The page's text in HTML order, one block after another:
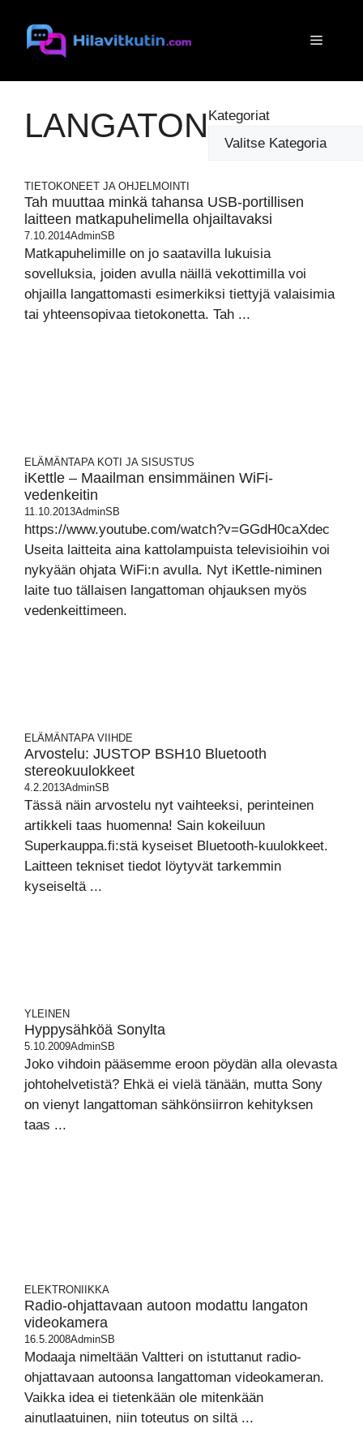
sisältöön
Valikko
LANGATON Kategoriat
TIETOKONEET JA OHJELMOINTI
Tah muuttaa minkä tahansa USB-portillisen
laitteen matkapuhelimella ohjailtavaksi
7.10.2014AdminSB
Matkapuhelimille on jo saatavilla lukuisia
sovelluksia, joiden avulla näillä vekottimilla voi
ohjailla langattomasti esimerkiksi tiettyjä valaisimia
tai yhteensopivaa tietokonetta. Tah ...
ELÄMÄNTAPA KOTI JA SISUSTUS
iKettle – Maailman ensimmäinen WiFi-
vedenkeitin
11.10.2013AdminSB
https://www.youtube.com/watch?v=GGdH0caXdec
Useita laitteita aina kattolampuista televisioihin voi
nykyään ohjata WiFi:n avulla. Nyt iKettle-niminen
laite tuo tällaisen langattoman ohjauksen myös
vedenkeittimeen.
ELÄMÄNTAPA VIIHDE
Arvostelu: JUSTOP BSH10 Bluetooth
stereokuulokkeet
4.2.2013AdminSB
Tässä näin arvostelu nyt vaihteeksi, perinteinen
artikkeli taas huomenna! Sain kokeiluun
Superkauppa.fi:stä kyseiset Bluetooth-kuulokkeet.
Laitteen tekniset tiedot löytyvät tarkemmin
kyseiseltä ...
YLEINEN
Hyppysähköä Sonylta
5.10.2009AdminSB
Joko vihdoin pääsemme eroon pöydän alla olevasta
johtohelvetistä? Ehkä ei vielä tänään, mutta Sony
on vienyt langattoman sähkönsiirron kehityksen
taas ...
ELEKTRONIIKKA
Radio-ohjattavaan autoon modattu langaton
videokamera
16.5.2008AdminSB
Modaaja nimeltään Valtteri on istuttanut radio-
ohjattavaan autoonsa langattoman videokameran.
Vaikka idea ei tietenkään ole mitenkään
ainutlaatuinen, niin toteutus on siltä ...